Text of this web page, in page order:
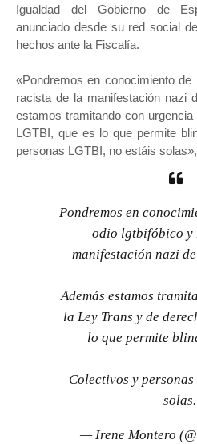
Igualdad del Gobierno de
anunciado desde su red social
hechos ante la Fiscalía.
«Pondremos en conocimiento
racista de la manifestación nazi
estamos tramitando con
LGTBI, que es lo que permite
personas LGTBI, no estáis
Pondremos en
odio lgtbifóbico y
manifestación nazi
Además estamos
la Ley Trans y de
lo que permite
Colectivos y
solas.
— Irene Montero